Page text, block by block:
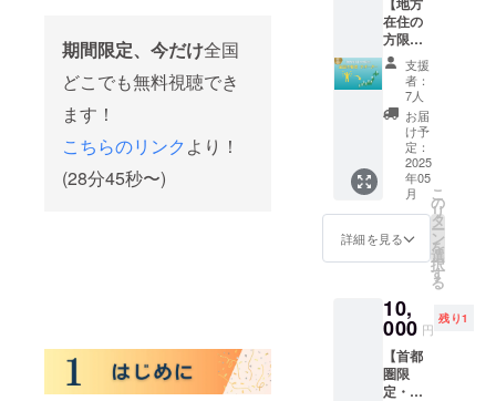
期間限定、今だけ全国
どこでも無料視聴でき
ます！
こちらのリンク より！
(28分45秒〜)
たちが集ま
る場所を作
りたい！」
という想い
で『そのま
んま荘』を
立ち上げ、
これまで
1000人以上
の若者たち
ました。
しかし、
2020年。コ
ロナ禍で、
「けれ
ど1万円
は学生
の自分
には厳
しい...」
「応援
したい
気持ち
は大き
いけ
ど、も
う少し
手軽に
という
学生の
生まれ
た、
U25学
在住の
方限
定！】
全国の
若者サ
ポー
ター
「地元
から出
て、い
ろんな
経験を
した
い」 そ
若者た
ちが、
少しで
も挑戦
しやす
くなる
支援
者：
7人
お届
け予
定：
2025
年05
月
詳細を見る
こ
の
リ
タ
ー
ン
を
選
択
す
る
10,
000 円
残り1
【首都
圏限
定・皆